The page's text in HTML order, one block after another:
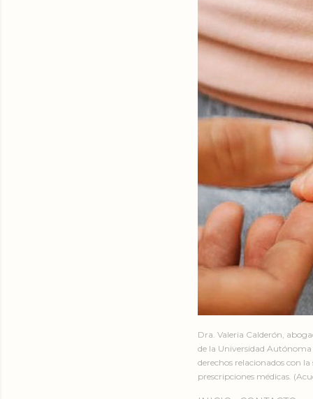
Dra. Valeria Calderón,
de la Universidad
derechos relacionados con
prescripciones médicas.